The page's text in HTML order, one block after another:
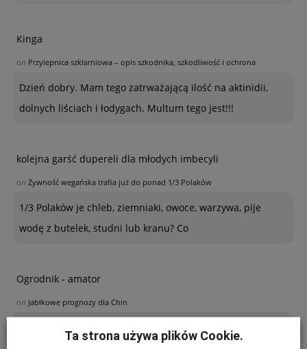
Kinga
on Przylepnica szklarniowa – opis szkodnika, szkodliwość i ochrona
Dzień dobry. Mam tego zatrważającą ilość na aktinidii,
dolnych liściach i łodygach. Multum tego jest!!!
kolejna garść dupereli dla młodych imbecyli
on Żywność wegańska trafia już do ponad 1/3 Polaków
1/3 Polaków je chleb, ziemniaki, owoce, warzywa, pije
wodę z butelek, studni lub kranu? Co
Ogrodnik - amator
on Jabłkowe prognozy dla Chin
Poszukuję sposobu zabezpieczenia sznurków
Ta strona używa plików Cookie.